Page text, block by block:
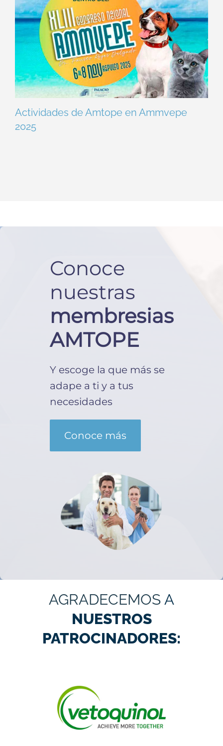
Actividades de Amtope en Ammvepe
2025
Conoce
nuestras
membresias
AMTOPE
Y escoge la que más se
adape a ti y a tus
necesidades
Conoce más
AGRADECEMOS A
NUESTROS
PATROCINADORES: